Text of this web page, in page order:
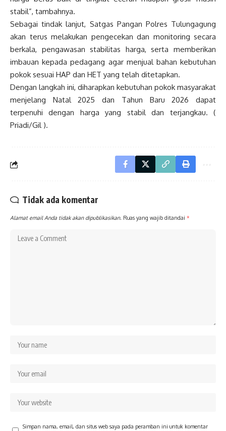
stabil”, tambahnya.
Sebagai tindak lanjut, Satgas Pangan Polres Tulungagung
akan terus melakukan pengecekan dan monitoring secara
berkala, pengawasan stabilitas harga, serta memberikan
imbauan kepada pedagang agar menjual bahan kebutuhan
pokok sesuai HAP dan HET yang telah ditetapkan.
Dengan langkah ini, diharapkan kebutuhan pokok masyarakat
menjelang Natal 2025 dan Tahun Baru 2026 dapat
terpenuhi dengan harga yang stabil dan terjangkau. (
Priadi/Gil ).
Tidak ada komentar
Alamat email Anda tidak akan dipublikasikan. Ruas yang wajib ditandai *
Simpan nama, email, dan situs web saya pada peramban ini untuk komentar